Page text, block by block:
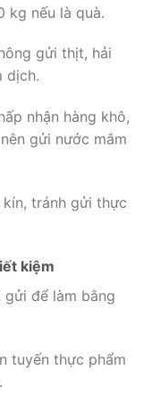
kg nếu là quà.
gửi thịt, hải
dịch.
nhận hàng khô,
gửi nước mắm
tránh gửi thực
kiệm
để làm bằng
tuyến thực phẩm